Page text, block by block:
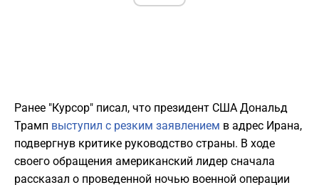
Ранее "Курсор" писал, что президент США Дональд
Трамп выступил с резким заявлением в адрес Ирана,
подвергнув критике руководство страны. В ходе
своего обращения американский лидер сначала
рассказал о проведенной ночью военной операции